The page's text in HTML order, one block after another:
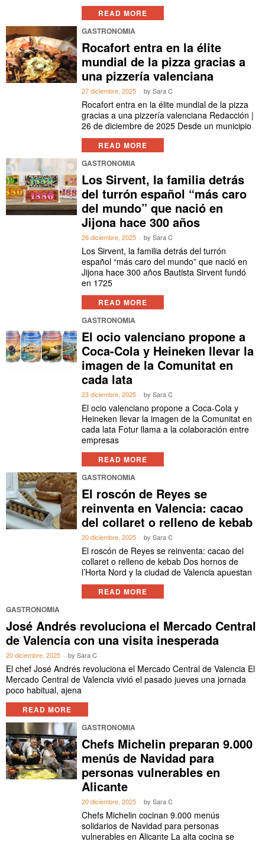
READ MORE
GASTRONOMIA
Rocafort entra en la élite
mundial de la pizza gracias a
una pizzería valenciana
27 diciembre, 2025 bySara C
Rocafort entra en la élite mundial de la pizza
gracias a una pizzería valenciana Redacción |
26 de diciembre de 2025 Desde un municipio
READ MORE
GASTRONOMIA
Los Sirvent, la familia detrás
del turrón español “más caro
del mundo” que nació en
Jijona hace 300 años
26 diciembre, 2025 bySara C
Los Sirvent, la familia detrás del turrón
español “más caro del mundo” que nació en
Jijona hace 300 años Bautista Sirvent fundó
en 1725
READ MORE
GASTRONOMIA
El ocio valenciano propone a
Coca-Cola y Heineken llevar la
imagen de la Comunitat en
cada lata
23 diciembre, 2025 bySara C
El ocio valenciano propone a Coca-Cola y
Heineken llevar la imagen de la Comunitat en
cada lata Fotur llama a la colaboración entre
empresas
READ MORE
GASTRONOMIA
El roscón de Reyes se
reinventa en Valencia: cacao
del collaret o relleno de kebab
20 diciembre, 2025 bySara C
El roscón de Reyes se reinventa: cacao del
collaret o relleno de kebab Dos hornos de
l’Horta Nord y la ciudad de Valencia apuestan
READ MORE
GASTRONOMIA
José Andrés revoluciona el Mercado Central
de Valencia con una visita inesperada
20 diciembre, 2025 by Sara C
El chef José Andrés revoluciona el Mercado Central de Valencia El
Mercado Central de Valencia vivió el pasado jueves una jornada
poco habitual, ajena
READ MORE
GASTRONOMIA
Chefs Michelin preparan 9.000
menús de Navidad para
personas vulnerables en
Alicante
20 diciembre, 2025 bySara C
Chefs Michelin cocinan 9.000 menús
solidarios de Navidad para personas
vulnerables en Alicante La alta cocina se